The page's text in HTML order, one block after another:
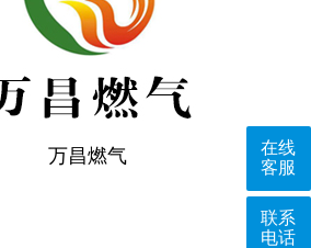
万昌燃气
在线
客服
联系
电话